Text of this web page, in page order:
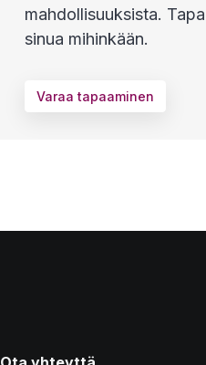
mahdollisuuksista.
sinua mihinkään.
Varaa tapaaminen